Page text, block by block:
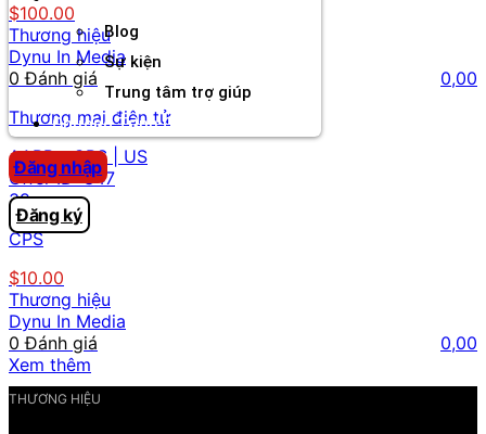
Blog
Sự kiện
Trung tâm trợ giúp
Chương Trình Creator
Đăng nhập
Đăng ký
$100.00
Thương hiệu
Dynu In Media
0 Đánh giá
0,00
Thương mại điện tử
AARP - CPS | US
Offer ID: 347
39
CPS
$10.00
Thương hiệu
Dynu In Media
0 Đánh giá
0,00
Xem thêm
THƯƠNG HIỆU